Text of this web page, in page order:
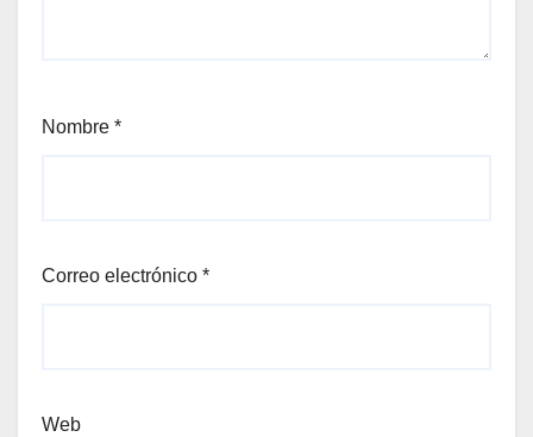
Nombre *
Correo electrónico *
Web